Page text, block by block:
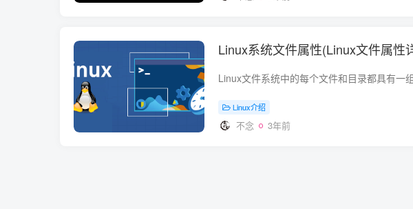
Linux系统文件属性(Linux文件属性
Linux介绍
不念 3年前